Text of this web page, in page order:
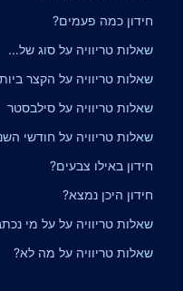
חידון כמה פעמים?
שאלות טריוויה על סוג של...
שאלות טריוויה על הקצר
שאלות טריוויה על סילבסטר
שאלות טריוויה על חודשי
חידון באילו צבעים?
חידון היכן נמצא?
שאלות טריוויה על על מי
שאלות טריוויה על מה לא?